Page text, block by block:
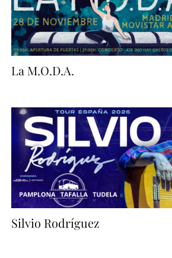
La M.O.D.A.
Silvio Rodríguez